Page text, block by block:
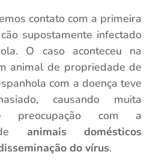
contato com a primeira
supostamente infectado
O caso aconteceu na
animal de propriedade de
com a doença teve
causando muita
preocupação com a
de animais domésticos
do vírus.